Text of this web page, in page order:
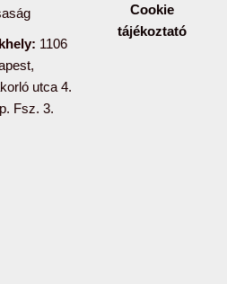
1106
utca 4.
Fsz. 3.
Cookie
tájékoztató